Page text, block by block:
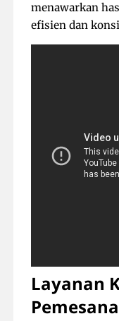
menawarkan
efisien dan
Layanan